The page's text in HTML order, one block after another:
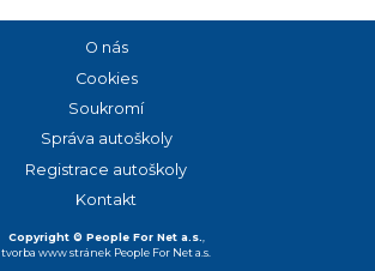
Copyright © People For Net a.s.,
tvorba www stránek People For Net a.s.
O nás
Cookies
Soukromí
Správa autoškoly
Registrace autoškoly
Kontakt